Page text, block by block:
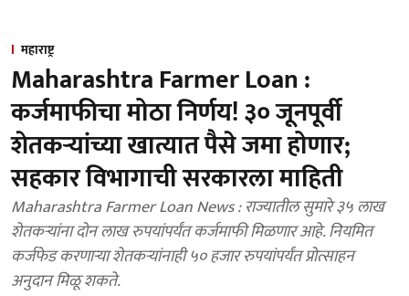
महाराष्ट्र
Maharashtra Farmer Loan :
कर्जमाफीचा मोठा निर्णय! ३० जूनपूर्वी
शेतकऱ्यांच्या खात्यात पैसे जमा होणार;
सहकार विभागाची सरकारला माहिती
Maharashtra Farmer Loan News : राज्यातील सुमारे ३५ लाख
शेतकऱ्यांना दोन लाख रुपयांपर्यंत कर्जमाफी मिळणार आहे. नियमित
कर्जफेड करणाऱ्या शेतकऱ्यांनाही ५० हजार रुपयांपर्यंत प्रोत्साहन
अनुदान मिळू शकते.